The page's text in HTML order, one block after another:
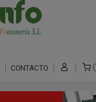
CONTACTO